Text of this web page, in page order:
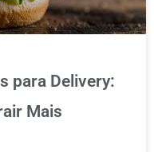
para Delivery:
Mais